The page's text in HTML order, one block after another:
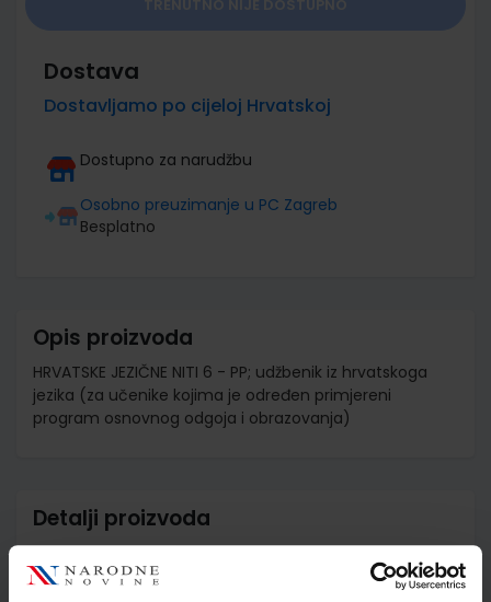
Dostava
Dostavljamo po cijeloj Hrvatskoj
Dostupno za narudžbu
Osobno preuzimanje u PC Zagreb
Besplatno
Opis proizvoda
HRVATSKE JEZIČNE NITI 6 - PP; udžbenik iz hrvatskoga
jezika (za učenike kojima je određen primjereni
program osnovnog odgoja i obrazovanja)
Detalji proizvoda
Jedinična mjera